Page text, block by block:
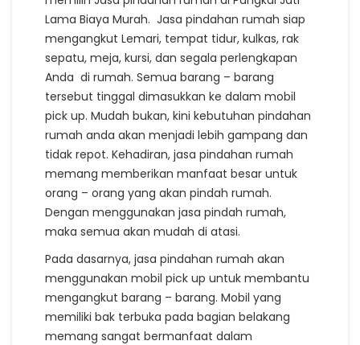
Lama Biaya Murah. Jasa pindahan rumah siap
mengangkut Lemari, tempat tidur, kulkas, rak
sepatu, meja, kursi, dan segala perlengkapan
Anda di rumah. Semua barang – barang
tersebut tinggal dimasukkan ke dalam mobil
pick up. Mudah bukan, kini kebutuhan pindahan
rumah anda akan menjadi lebih gampang dan
tidak repot. Kehadiran, jasa pindahan rumah
memang memberikan manfaat besar untuk
orang – orang yang akan pindah rumah.
Dengan menggunakan jasa pindah rumah,
maka semua akan mudah di atasi.
Pada dasarnya, jasa pindahan rumah akan
menggunakan mobil pick up untuk membantu
mengangkut barang – barang. Mobil yang
memiliki bak terbuka pada bagian belakang
memang sangat bermanfaat dalam